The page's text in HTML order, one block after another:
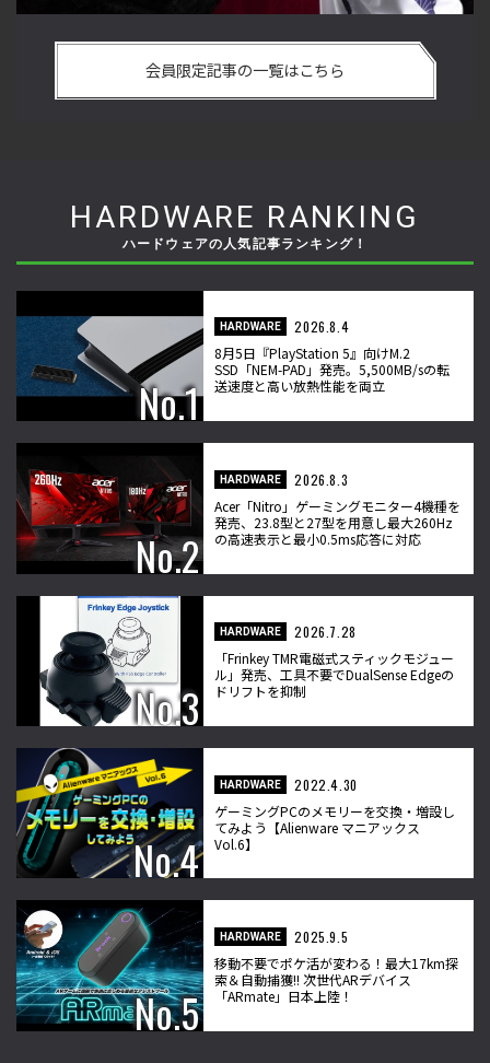
の強さは 「若さ」だけじゃないから説明します！【ストーム
久保のプロ格闘ゲーマーのゲンバから！ 第50回】
会員限定記事の一覧はこちら
HARDWARE RANKING
ハードウェアの人気記事ランキング！
HARDWARE
2026.8.4
8月5日『PlayStation 5』向けM.2
SSD「NEM-PAD」発売。5,500MB/sの転
送速度と高い放熱性能を両立
HARDWARE
2026.8.3
Acer「Nitro」ゲーミングモニター4機種を
発売、23.8型と27型を用意し最大260Hz
の高速表示と最小0.5ms応答に対応
HARDWARE
2026.7.28
「Frinkey TMR電磁式スティックモジュー
ル」発売、工具不要でDualSense Edgeの
ドリフトを抑制
HARDWARE
2022.4.30
ゲーミングPCのメモリーを交換・増設し
てみよう【Alienware マニアックス
Vol.6】
HARDWARE
2025.9.5
移動不要でポケ活が変わる！最大17km探
索＆自動捕獲!! 次世代ARデバイス
「ARmate」日本上陸！